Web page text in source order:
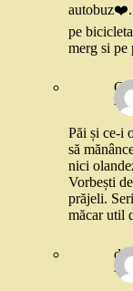
autobuz❤️.
pe
merg si pe
26
Păi și ce-i
să
nici
Vorbești
prăjeli.
măcar util
29